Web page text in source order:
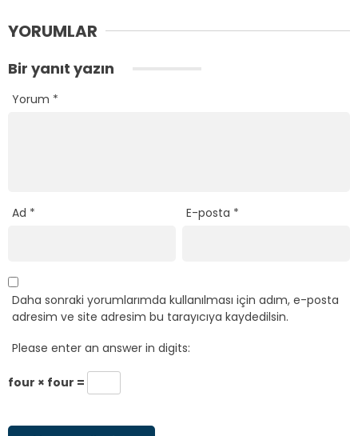
YORUMLAR
Bir yanıt yazın
Yorum *
Ad * E-posta *
Daha sonraki yorumlarımda kullanılması için adım, e-posta
adresim ve site adresim bu tarayıcıya kaydedilsin.
Please enter an answer in digits:
four × four =